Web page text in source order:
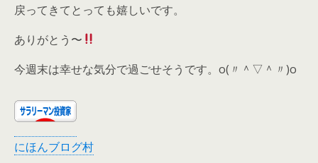
戻ってきてとっても嬉しいです。
ありがとう〜
今週末は幸せな気分で過ごせそうです。o(〃＾▽＾〃)o
にほんブログ村